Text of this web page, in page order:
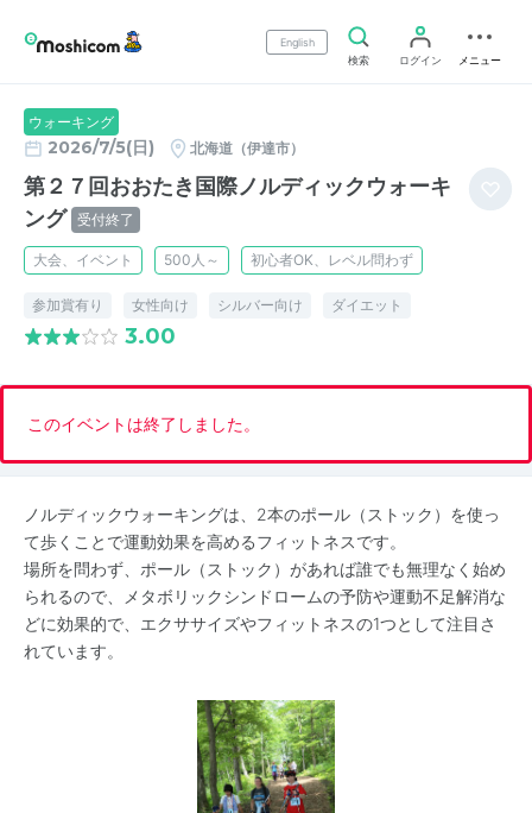
English
検索
ログイン メニュー
ウォーキング
2026/7/5(日) 北海道（伊達市）
第２７回おおたき国際ノルディックウォーキ
ング 受付終了
大会、イベント 500人～ 初心者OK、レベル問わず
参加賞有り 女性向け シルバー向け ダイエット
3.00
このイベントは終了しました。
ノルディックウォーキングは、2本のポール（ストック）を使っ
て歩くことで運動効果を高めるフィットネスです。
場所を問わず、ポール（ストック）があれば誰でも無理なく始め
られるので、メタボリックシンドロームの予防や運動不足解消な
どに効果的で、エクササイズやフィットネスの1つとして注目さ
れています。